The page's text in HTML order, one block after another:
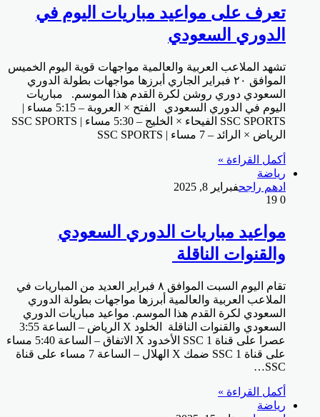
تعرف على مواعيد مباريات اليوم في
الدوري السعودي
تشهد الملاعب العربية والعالمية مواجهات قوية اليوم الخميس
الموافق ٢٠ فبراير الجاري أبرزها مواجهات بطولة الدوري
السعودي دوري روشن لكرة القدم هذا الموسم. مباريات
اليوم في الدوري السعودي الفتح × العروبة – 5:15 مساء |
SSC SPORTS الفيحاء × الخليج – 5:30 مساء | SSC SPORTS
الرياض × الرائد – 7 مساء | SSC SPORTS
أكمل القراءة »
رياضة
ادهم راجحفبراير 8, 2025
0
مواعيد مباريات الدوري السعودي
والقنوات الناقلة
تقام اليوم السبت الموافق ٨ فبراير العديد من المباريات في
الملاعب العربية والعالمية أبرزها مواجهات بطولة الدوري
السعودي لكرة القدم هذا الموسم. مواعيد مباريات الدوري
السعودي والقنوات الناقلة الخلود X الرياض – الساعة 3:55
عصرا على قناة SSC 1 الأخدود X الاتفاق – الساعة 5:40 مساء
على قناة SSC 1 ضمك X الهلال – الساعة 7 مساء على قناة
SSC…
أكمل القراءة »
رياضة